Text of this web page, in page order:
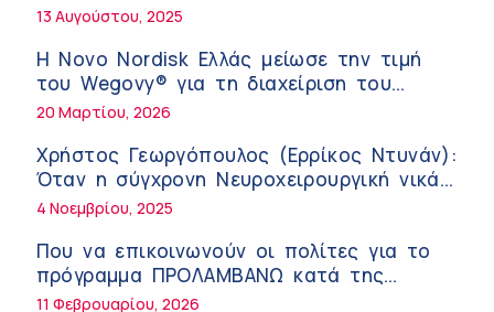
εργαζόμενους
Σύσκεψη στον ΕΟΦ για την ομαλή
λειτουργία της εφοδιαστικής αλυσίδας
των φαρμάκων στη διάρκεια του
καλοκαιριού
Μιχάλης Τάτσης, Insurance & Healthcare
Analyst, διευθυντής Επιχειρηματικής
Ανάπτυξης Ομίλου HHG
Kavita Patel: Ένα στα πέντε καινοτόμα
φάρμακα φτάνει τελικά στην Ελλάδα
νοσοκομεία του δημοσίου συστήματος
13 Αυγούστου, 2025
Η Novo Nordisk Ελλάς μείωσε την τιμή
του Wegovy® για τη διαχείριση του
βάρους
20 Μαρτίου, 2026
Χρήστος Γεωργόπουλος (Ερρίκος Ντυνάν):
Όταν η σύγχρονη Νευροχειρουργική νικά
το φόβο!
4 Νοεμβρίου, 2025
Που να επικοινωνούν οι πολίτες για το
πρόγραμμα ΠΡΟΛΑΜΒΑΝΩ κατά της
παχυσαρκίας
11 Φεβρουαρίου, 2026